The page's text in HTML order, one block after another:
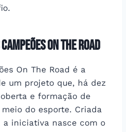
On The Road
On The Road é a
um projeto que, há dez
e formação de
do esporte. Criada
a iniciativa nasce com o